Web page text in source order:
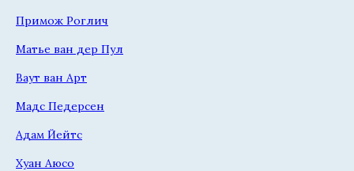
Примож Роглич
Матье ван дер Пул
Ваут ван Арт
Мадс Педерсен
Адам Йейтс
Хуан Аюсо